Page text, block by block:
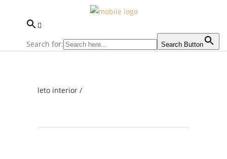
Search for: Search Button
leto interior /